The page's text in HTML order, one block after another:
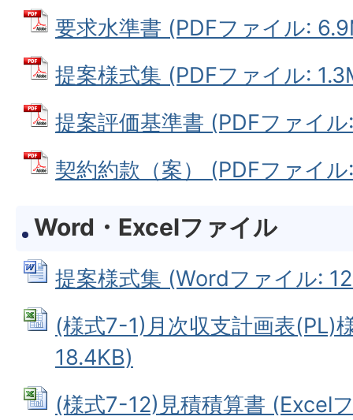
要求水準書 (PDFファイル:
提案様式集 (PDFファイル:
提案評価基準書 (PDFファイ
契約約款（案） (PDFファイル
Word・Excelファイル
提案様式集 (Wordファイル:
(様式7-1)月次収支計画表(PL)
18.4KB)
(様式7-12)見積積算書 (Excel